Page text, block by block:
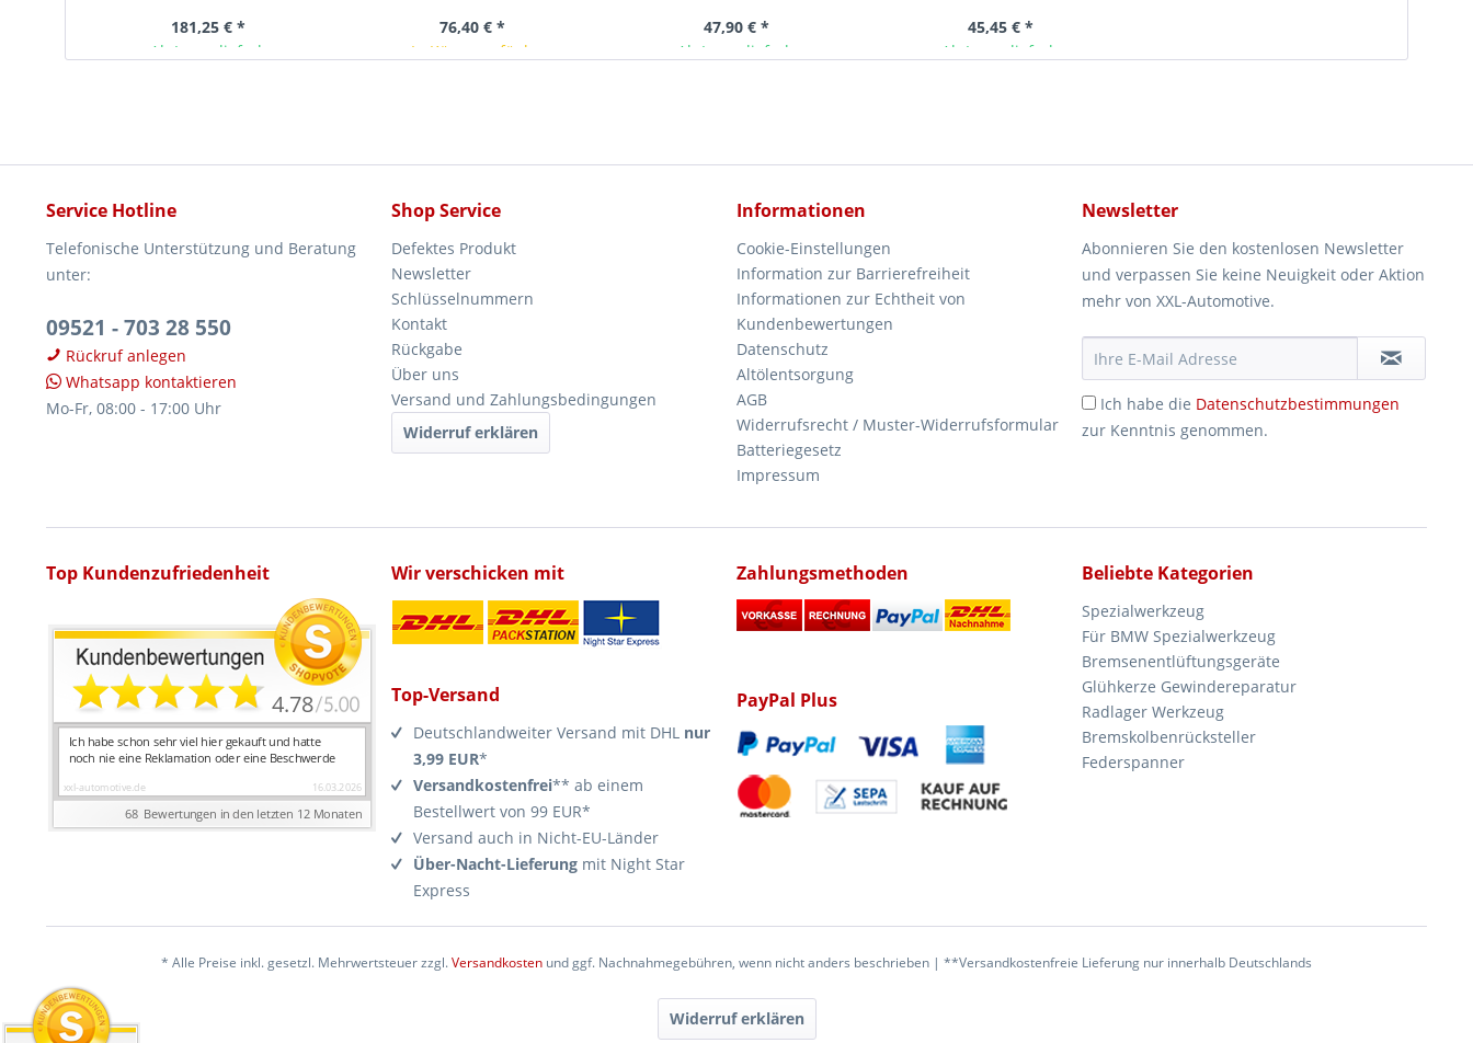
181,25 € *
Ab Lager lieferbar
76,40 € *
In Kürze verfügbar
47,90 € *
Ab Lager lieferbar
45,45 € *
Ab Lager lieferbar
Service Hotline
Telefonische Unterstützung und Beratung
unter:
09521 - 703 28 550
Rückruf anlegen
Whatsapp kontaktieren
Mo-Fr, 08:00 - 17:00 Uhr
Shop Service
Defektes Produkt
Newsletter
Schlüsselnummern
Kontakt
Rückgabe
Über uns
Versand und Zahlungsbedingungen
Widerruf erklären
Informationen
Cookie-Einstellungen
Information zur Barrierefreiheit
Informationen zur Echtheit von
Kundenbewertungen
Datenschutz
Altölentsorgung
AGB
Widerrufsrecht / Muster-Widerrufsformular
Batteriegesetz
Impressum
Newsletter
Abonnieren Sie den kostenlosen Newsletter
und verpassen Sie keine Neuigkeit oder Aktion
mehr von XXL-Automotive.
Ich habe die Datenschutzbestimmungen
zur Kenntnis genommen.
Top Kundenzufriedenheit Wir verschicken mit
Top-Versand
Deutschlandweiter Versand mit DHL nur
3,99 EUR*
Versandkostenfrei** ab einem
Bestellwert von 99 EUR*
Versand auch in Nicht-EU-Länder
Über-Nacht-Lieferung mit Night Star
Express
Zahlungsmethoden
PayPal Plus
Beliebte Kategorien
Spezialwerkzeug
Für BMW Spezialwerkzeug
Bremsenentlüftungsgeräte
Glühkerze Gewindereparatur
Radlager Werkzeug
Bremskolbenrücksteller
Federspanner
* Alle Preise inkl. gesetzl. Mehrwertsteuer zzgl.Versandkosten und ggf. Nachnahmegebühren, wenn nicht anders beschrieben | **Versandkostenfreie Lieferung nur innerhalb Deutschlands
Widerruf erklären